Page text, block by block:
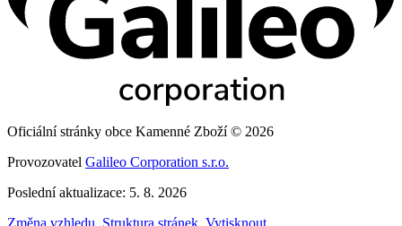
Oficiální stránky obce Kamenné Zboží © 2026
Provozovatel Galileo Corporation s.r.o.
Poslední aktualizace: 5. 8. 2026
Změna vzhledu Struktura stránek Vytisknout